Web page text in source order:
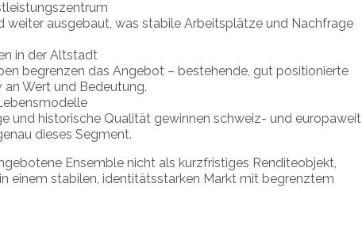
weiter ausgebaut, was stabile Arbeitsplätze und Nachfrage
in der Altstadt
begrenzen das Angebot – bestehende, gut positionierte
Wert und Bedeutung.
und historische Qualität gewinnen schweiz- und europaweit
dieses Segment.
Ensemble nicht als kurzfristiges Renditeobjekt,
einem stabilen, identitätsstarken Markt mit begrenztem